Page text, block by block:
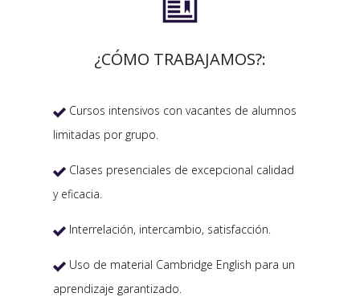
¿CÓMO TRABAJAMOS?:
 Cursos intensivos con vacantes de alumnos
limitadas por grupo.
 Clases presenciales de excepcional calidad
y eficacia.
 Interrelación, intercambio, satisfacción.
 Uso de material Cambridge English para un
aprendizaje garantizado.